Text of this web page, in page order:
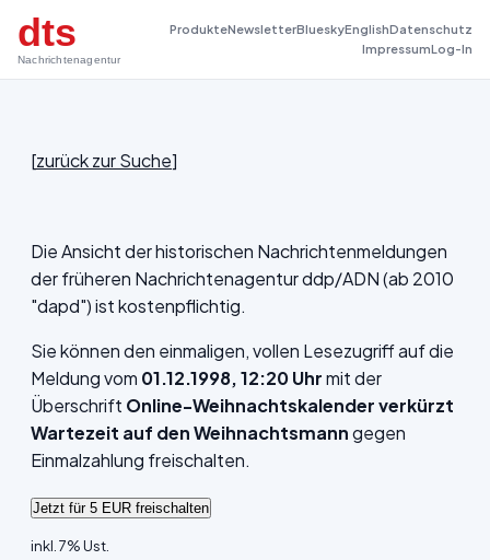
dts
Nachrichtenagentur
ProdukteNewsletterBlueskyEnglishDatenschutz
ImpressumLog-In
[zurück zur Suche]
Die Ansicht der historischen Nachrichtenmeldungen
der früheren Nachrichtenagentur ddp/ADN (ab 2010
"dapd") ist kostenpflichtig.
Sie können den einmaligen, vollen Lesezugriff auf die
Meldung vom 01.12.1998, 12:20 Uhrmit der
Überschrift Online-Weihnachtskalender verkürzt
Wartezeit auf den Weihnachtsmanngegen
Einmalzahlung freischalten.
inkl. 7% Ust.